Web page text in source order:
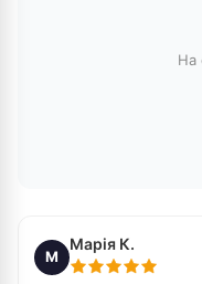
На
М
Марія К.